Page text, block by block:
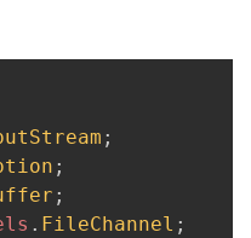
;
;
;
. FileChannel ;